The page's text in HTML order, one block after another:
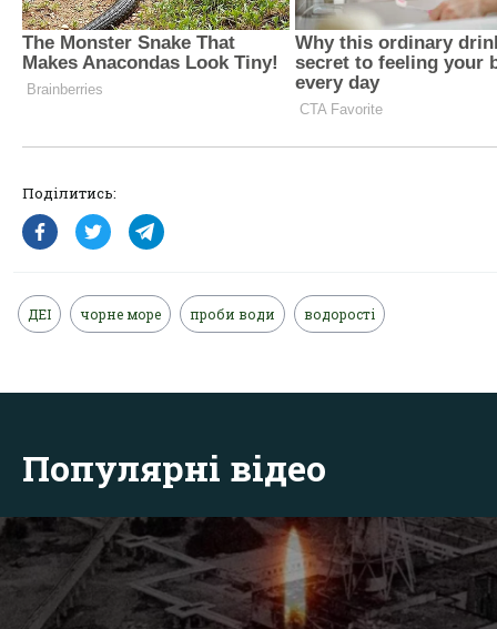
Поділитись:
ДЕІ чорне море проби води водорості
Популярні відео